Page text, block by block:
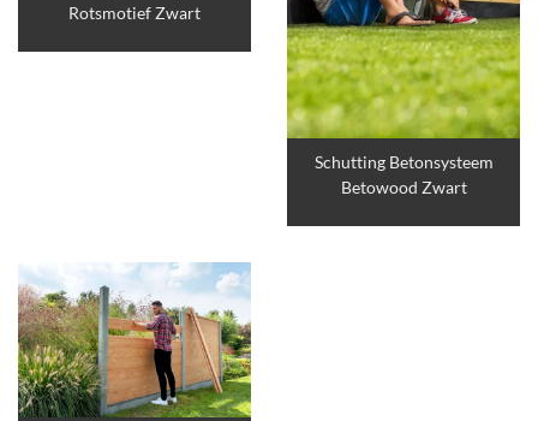
Rotsmotief Zwart
Schutting Betonsysteem
Betowood Zwart